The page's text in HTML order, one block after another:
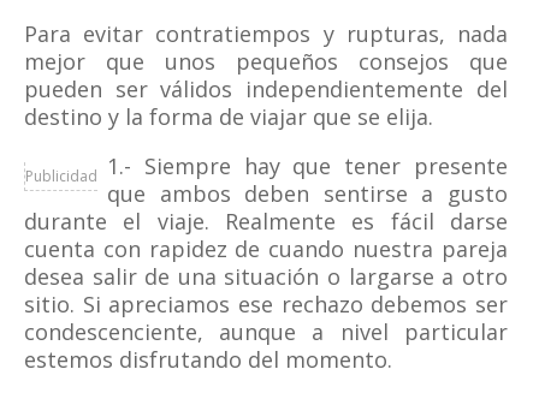
Para evitar contratiempos y rupturas, nada
mejor que unos pequeños consejos que
pueden ser válidos independientemente del
destino y la forma de viajar que se elija.
Publicidad
1.- Siempre hay que tener presente
que ambos deben sentirse a gusto
durante el viaje. Realmente es fácil darse
cuenta con rapidez de cuando nuestra pareja
desea salir de una situación o largarse a otro
sitio. Si apreciamos ese rechazo debemos ser
condescenciente, aunque a nivel particular
estemos disfrutando del momento.